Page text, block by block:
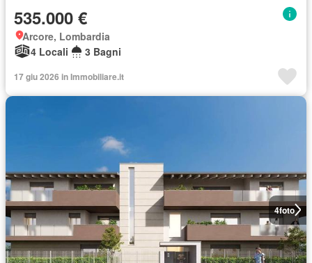
535.000 €
Arcore, Lombardia
4 Locali
3 Bagni
17 giu 2026 in Immobiliare.it
4foto